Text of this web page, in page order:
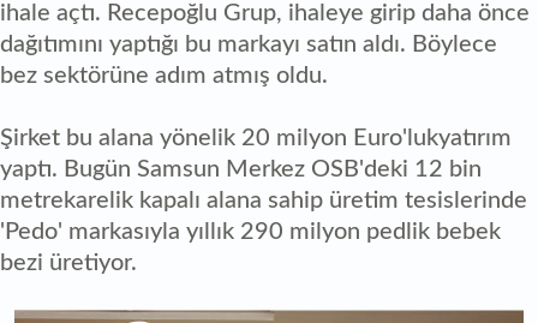
ihale açtı. Recepoğlu Grup, ihaleye girip daha önce
dağıtımını yaptığı bu markayı satın aldı. Böylece
bez sektörüne adım atmış oldu.
Şirket bu alana yönelik 20 milyon Euro'lukyatırım
yaptı. Bugün Samsun Merkez OSB'deki 12 bin
metrekarelik kapalı alana sahip üretim tesislerinde
'Pedo' markasıyla yıllık 290 milyon pedlik bebek
bezi üretiyor.